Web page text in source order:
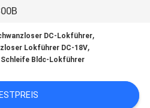
DC-Lokführer,
Lokführer DC-18V,
Bldc-Lokführer